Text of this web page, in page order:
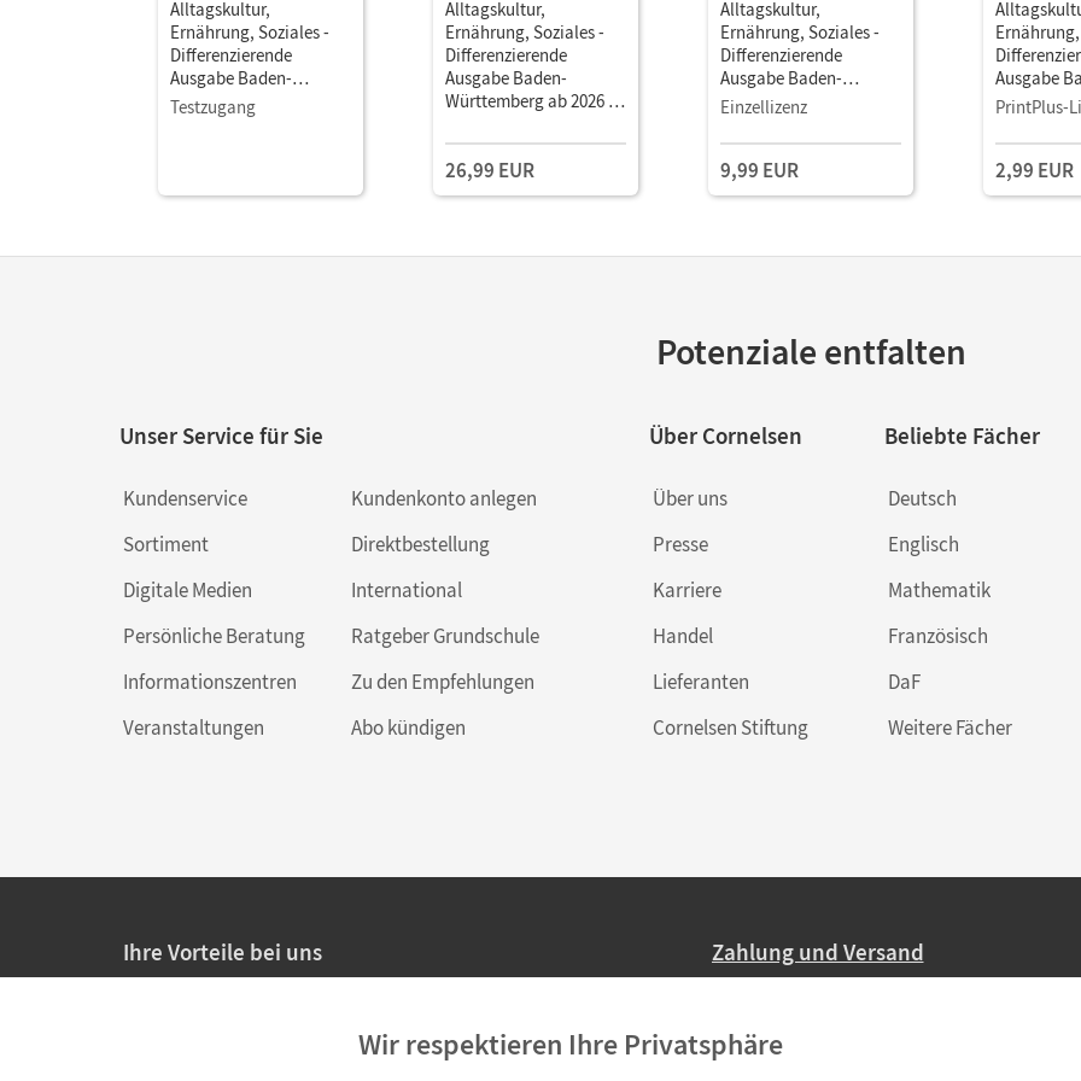
Alltagskultur,
Ernährung, Soziales -
Differenzierende
Ausgabe Baden-
Württemberg ab 2026 ·
6.-8. Schuljahr •
Testzugang
Alltagskultur,
Ernährung, Soziales -
Differenzierende
Ausgabe Baden-
Württemberg ab 2026 ·
Schulbuch Mit digitalen
Medien
26,99 EUR
Alltagskultur,
Ernährung, Soziales -
Differenzierende
Ausgabe Baden-
Württemberg ab 2026 ·
Schulbuch als E-Book (1
Jahr) Mit Medien
Einzellizenz
9,99 EUR
Ausgabe
Schulbuch
Mit Medien
PrintPlus-
2,99 EUR
Potenziale entfalten
Unser Service für Sie
Kundenservice
Sortiment
Digitale Medien
Persönliche Beratung
Informationszentren
Veranstaltungen
Kundenkonto anlegen
Direktbestellung
International
Ratgeber Grundschule
Zu den Empfehlungen
Abo kündigen
Über Cornelsen
Über uns
Presse
Karriere
Handel
Lieferanten
Cornelsen Stiftung
Beliebte Fächer
Deutsch
Englisch
Mathematik
Französisch
DaF
Weitere Fächer
Ihre Vorteile bei uns
Persönliche Angebote für Lehrkräfte
Zahlung und Versand
Ab 59,– EUR Bestellwert liefern wir
Wir respektieren Ihre Privatsphäre